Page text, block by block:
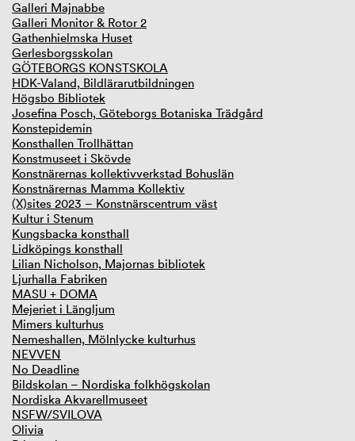
Galleri Majnabbe
Galleri Monitor & Rotor 2
Gathenhielmska Huset
Gerlesborgsskolan
GÖTEBORGS KONSTSKOLA
HDK-Valand, Bildlärarutbildningen
Högsbo Bibliotek
Josefina Posch, Göteborgs Botaniska Trädgård
Konstepidemin
Konsthallen Trollhättan
Konstmuseet i Skövde
Konstnärernas kollektivverkstad Bohuslän
Konstnärernas Mamma Kollektiv
(X)sites 2023 – Konstnärscentrum väst
Kultur i Stenum
Kungsbacka konsthall
Lidköpings konsthall
Lilian Nicholson, Majornas bibliotek
Ljurhalla Fabriken
MASU + DOMA
Mejeriet i Längljum
Mimers kulturhus
Nemeshallen, Mölnlycke kulturhus
NEVVEN
No Deadline
Bildskolan – Nordiska folkhögskolan
Nordiska Akvarellmuseet
NSFW/SVILOVA
Olivia